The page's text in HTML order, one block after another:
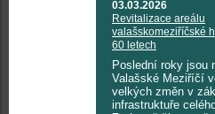
03.03.2026
Revitalizace areálu
valašskomeziříčské
60 letech
Poslední roky jsou
Valašské Meziříčí
velkých změn v
infrastruktuře